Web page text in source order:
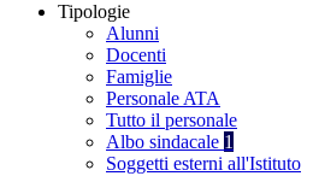
Tipologie
Alunni
Docenti
Famiglie
Personale ATA
Tutto il personale
Albo sindacale 1
Soggetti esterni all'Istituto